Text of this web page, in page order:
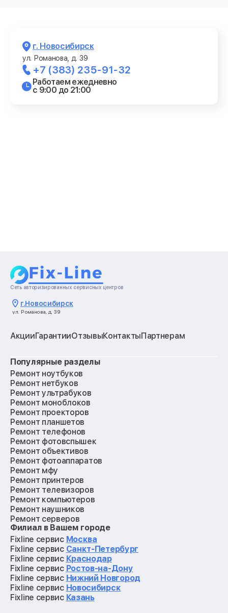
г. Новосибирск
ул. Романова, д. 39
+7 (383) 235-91-32
Работаем ежедневно
с 9:00 до 21:00
Сеть авторизированных сервисных центров
г.Новосибирск
ул. Романова, д. 39
АкцииГарантииОтзывыКонтактыПартнерам
Популярные разделы
Ремонт ноутбуков
Ремонт нетбуков
Ремонт ультрабуков
Ремонт моноблоков
Ремонт проекторов
Ремонт планшетов
Ремонт телефонов
Ремонт фотовспышек
Ремонт объективов
Ремонт фотоаппаратов
Ремонт мфу
Ремонт принтеров
Ремонт телевизоров
Ремонт компьютеров
Ремонт наушников
Ремонт серверов
Ремонт мониторов
Ремонт квадрокоптеров
Ремонт электросамокатов
Ремонт материнских плат
Ремонт видеокарт
Ремонт кофемашин
Ремонт vr систем
Ремонт игровых приставок
Филиал в Вашем городе
Fixline сервис Москва
Fixline сервис Санкт-Петербург
Fixline сервис Краснодар
Fixline сервис Ростов-на-Дону
Fixline сервис Нижний Новгород
Fixline сервис Новосибирск
Fixline сервис Казань